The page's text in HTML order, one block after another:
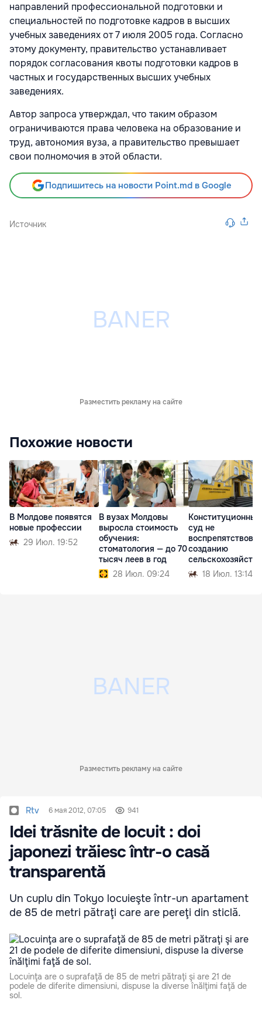
направлений профессиональной подготовки и
специальностей по подготовке кадров в высших
учебных заведениях от 7 июля 2005 года. Согласно
этому документу, правительство устанавливает
порядок согласования квоты подготовки кадров в
частных и государственных высших учебных
заведениях.
Автор запроса утверждал, что таким образом
ограничиваются права человека на образование и
труд, автономия вуза, а правительство превышает
свои полномочия в этой области.
Подпишитесь на новости Point.md в Google
Источник
Разместить рекламу на сайте
Похожие новости
В Молдове появятся
новые профессии
29 Июл. 19:52
В вузах Молдовы
выросла стоимость
обучения:
стоматология — до 70
тысяч леев в год
28 Июл. 09:24
Конституционный
суд не
воспрепятствовал
созданию
х палат в Молдове
18 Июл. 13:14
Разместить рекламу на сайте
Rtv 6 мая 2012, 07:05 941
Idei trăsnite de locuit : doi
japonezi trăiesc într-o casă
transparentă
Un cuplu din Tokyo locuieşte într-un apartament
de 85 de metri pătraţi care are pereţi din sticlă.
Locuinţa are o suprafaţă de 85 de metri pătraţi şi are 21 de
podele de diferite dimensiuni, dispuse la diverse înălţimi faţă de
sol.